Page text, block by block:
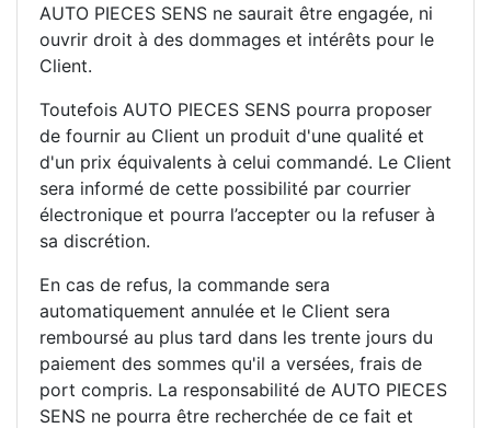
AUTO PIECES SENS ne saurait être engagée, ni
ouvrir droit à des dommages et intérêts pour le
Client.
Toutefois AUTO PIECES SENS pourra proposer
de fournir au Client un produit d'une qualité et
d'un prix équivalents à celui commandé. Le Client
sera informé de cette possibilité par courrier
électronique et pourra l’accepter ou la refuser à
sa discrétion.
En cas de refus, la commande sera
automatiquement annulée et le Client sera
remboursé au plus tard dans les trente jours du
paiement des sommes qu'il a versées, frais de
port compris. La responsabilité de AUTO PIECES
SENS ne pourra être recherchée de ce fait et